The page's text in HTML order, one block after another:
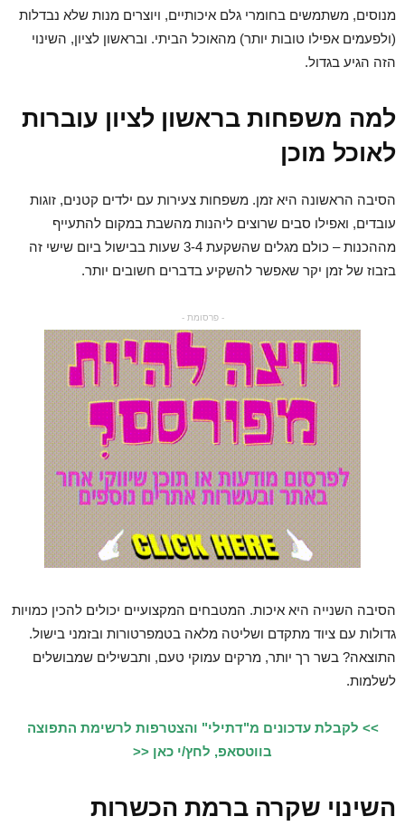
מנוסים, משתמשים בחומרי גלם איכותיים, ויוצרים מנות שלא נבדלות
(ולפעמים אפילו טובות יותר) מהאוכל הביתי. ובראשון לציון, השינוי
הזה הגיע בגדול.
למה משפחות בראשון לציון עוברות
לאוכל מוכן
הסיבה הראשונה היא זמן. משפחות צעירות עם ילדים קטנים, זוגות
עובדים, ואפילו סבים שרוצים ליהנות מהשבת במקום להתעייף
מההכנות – כולם מגלים שהשקעת 3-4 שעות בבישול ביום שישי זה
בזבוז של זמן יקר שאפשר להשקיע בדברים חשובים יותר.
- פרסומת -
הסיבה השנייה היא איכות. המטבחים המקצועיים יכולים להכין כמויות
גדולות עם ציוד מתקדם ושליטה מלאה בטמפרטורות ובזמני בישול.
התוצאה? בשר רך יותר, מרקים עמוקי טעם, ותבשילים שמבושלים
לשלמות.
>> לקבלת עדכונים מ"דתילי" והצטרפות לרשימת התפוצה
בווטסאפ, לחץ/י כאן <<
השינוי שקרה ברמת הכשרות